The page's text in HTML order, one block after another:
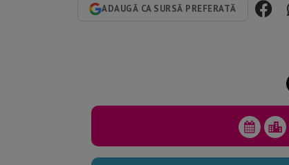
ADAUGĂ CA SURSĂ PREFERATĂ